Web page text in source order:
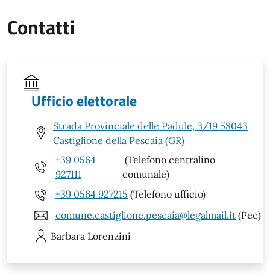
Contatti
Ufficio elettorale
Strada Provinciale delle Padule, 3/19 58043
Castiglione della Pescaia (GR)
+39 0564
927111
(Telefono centralino
comunale)
+39 0564 927215 (Telefono ufficio)
comune.castiglione.pescaia@legalmail.it (Pec)
Barbara Lorenzini